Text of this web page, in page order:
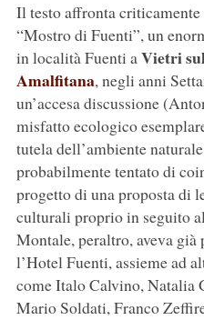
Il testo affronta
“Mostro di Fuenti”, un
in località Fuenti aVietri
Amalfitana, negli anni
un’accesa discussione
misfatto ecologico
tutela dell’ambiente
probabilmente tentato di
progetto di una proposta di
culturali proprio in seguito
Montale, peraltro, aveva già
l’Hotel Fuenti, assieme ad
come Italo Calvino,
Mario Soldati, Franco